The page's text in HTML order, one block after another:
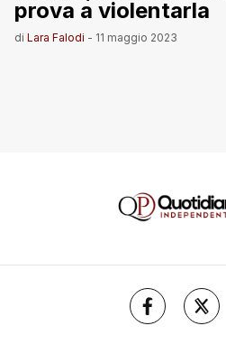
prova a violentarla
di Lara Falodi - 11 maggio 2023